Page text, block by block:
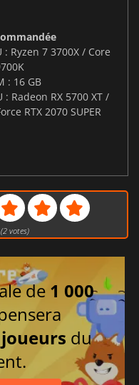
: Ryzen 7 3700X / Core
: 16 GB
: Radeon RX 5700 XT /
RTX 2070 SUPER
(2votes)
de 1 000
du